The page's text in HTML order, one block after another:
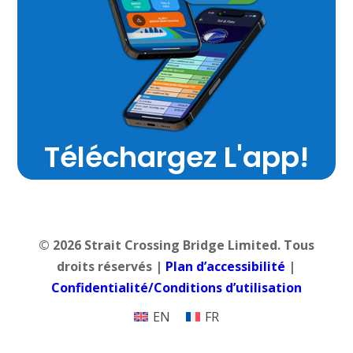
Téléchargez L'app!
© 2026 Strait Crossing Bridge Limited. Tous
droits réservés | Plan d’accessibilité |
Confidentialité/Conditions d’utilisation
EN
FR